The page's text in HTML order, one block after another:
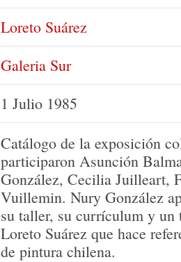
Loreto Suárez
Galeria Sur
1 Julio 1985
Catálogo de la exposición
participaron Asunción
González, Cecilia Juilleart,
Vuillemin. Nury González
su taller, su currículum y un
Loreto Suárez que hace
de pintura chilena.